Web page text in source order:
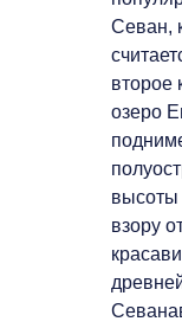
Севан,
второе
озеро
высоты
взору